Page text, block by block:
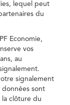
lequel peut
du
Economie,
vos
au
signalement
données sont
la clôture du